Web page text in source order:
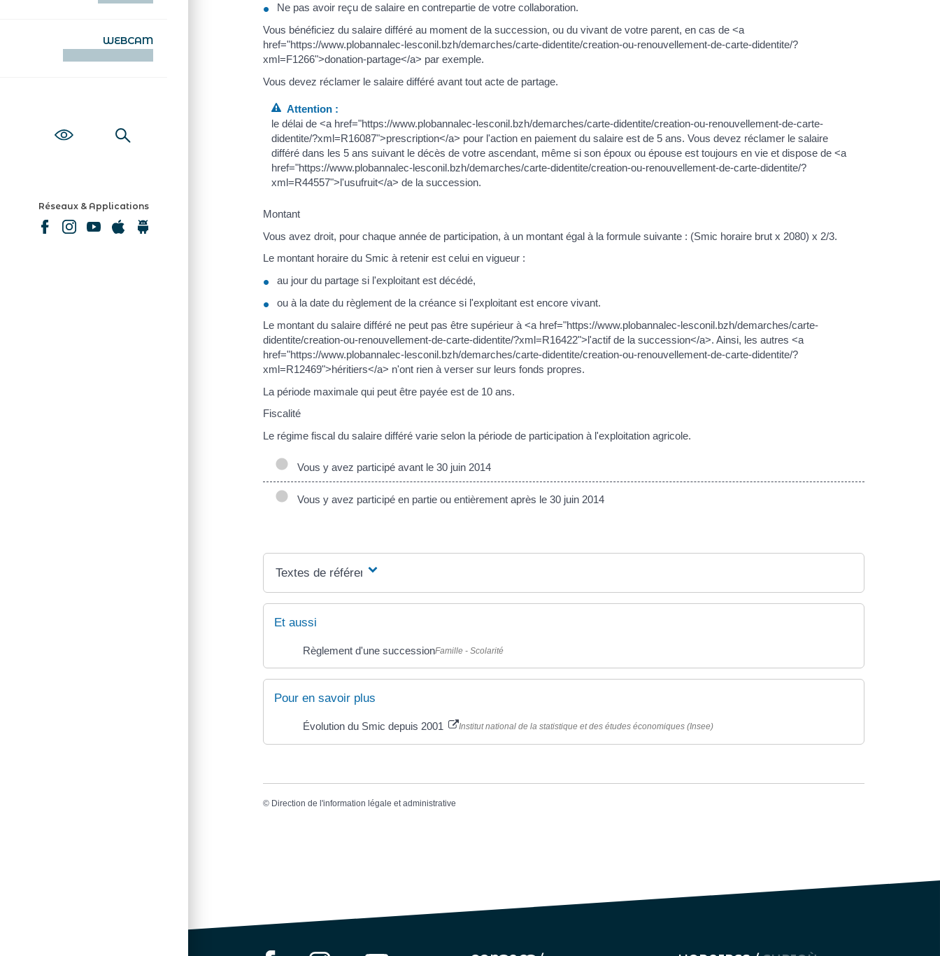
WEBCAM
Réseaux & Applications
Ne pas avoir reçu de salaire en contrepartie de votre collaboration.
Vous bénéficiez du salaire différé au moment de la succession, ou du vivant de votre parent, en cas de <a
href="https://www.plobannalec-lesconil.bzh/demarches/carte-didentite/creation-ou-renouvellement-de-carte-didentite/?
xml=F1266">donation-partage</a> par exemple.
Vous devez réclamer le salaire différé avant tout acte de partage.
Attention :
le délai de <a href="https://www.plobannalec-lesconil.bzh/demarches/carte-didentite/creation-ou-renouvellement-de-carte-
didentite/?xml=R16087">prescription</a> pour l'action en paiement du salaire est de 5 ans. Vous devez réclamer le salaire
différé dans les 5 ans suivant le décès de votre ascendant, même si son époux ou épouse est toujours en vie et dispose de <a
href="https://www.plobannalec-lesconil.bzh/demarches/carte-didentite/creation-ou-renouvellement-de-carte-didentite/?
xml=R44557">l'usufruit</a> de la succession.
Montant
Vous avez droit, pour chaque année de participation, à un montant égal à la formule suivante : (Smic horaire brut x 2080) x 2/3.
Le montant horaire du Smic à retenir est celui en vigueur :
au jour du partage si l'exploitant est décédé,
ou à la date du règlement de la créance si l'exploitant est encore vivant.
Le montant du salaire différé ne peut pas être supérieur à <a href="https://www.plobannalec-lesconil.bzh/demarches/carte-
didentite/creation-ou-renouvellement-de-carte-didentite/?xml=R16422">l'actif de la succession</a>. Ainsi, les autres <a
href="https://www.plobannalec-lesconil.bzh/demarches/carte-didentite/creation-ou-renouvellement-de-carte-didentite/?
xml=R12469">héritiers</a> n'ont rien à verser sur leurs fonds propres.
La période maximale qui peut être payée est de 10 ans.
Fiscalité
Le régime fiscal du salaire différé varie selon la période de participation à l'exploitation agricole.
Vous y avez participé avant le 30 juin 2014
Vous y avez participé en partie ou entièrement après le 30 juin 2014
Textes de référence
Et aussi
Règlement d'une successionFamille - Scolarité
Pour en savoir plus
Évolution du Smic depuis 2001 Institut national de la statistique et des études économiques (Insee)
© Direction de l'information légale et administrative